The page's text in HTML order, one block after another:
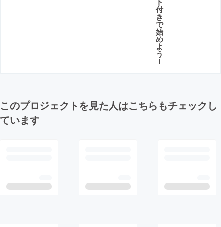
付
き
で
始
め
よ
う
！
このプロジェクトを見た人はこちらもチェックし
ています